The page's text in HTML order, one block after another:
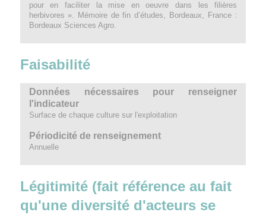
pour en faciliter la mise en oeuvre dans les filières
herbivores ». Mémoire de fin d’études, Bordeaux, France :
Bordeaux Sciences Agro.
Faisabilité
Données nécessaires pour renseigner
l'indicateur
Surface de chaque culture sur l'exploitation
Périodicité de renseignement
Annuelle
Légitimité (fait référence au fait
qu'une diversité d'acteurs se